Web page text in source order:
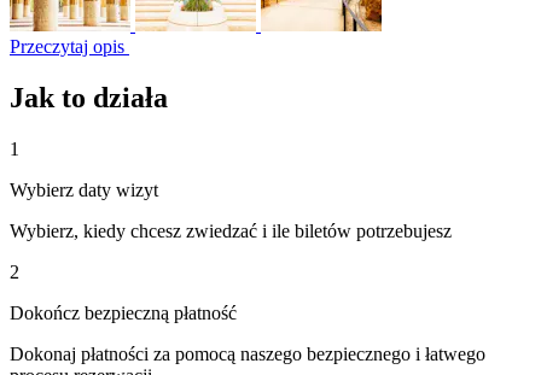
Przeczytaj opis
Jak to działa
1
Wybierz daty wizyt
Wybierz, kiedy chcesz zwiedzać i ile biletów potrzebujesz
2
Dokończ bezpieczną płatność
Dokonaj płatności za pomocą naszego bezpiecznego i łatwego